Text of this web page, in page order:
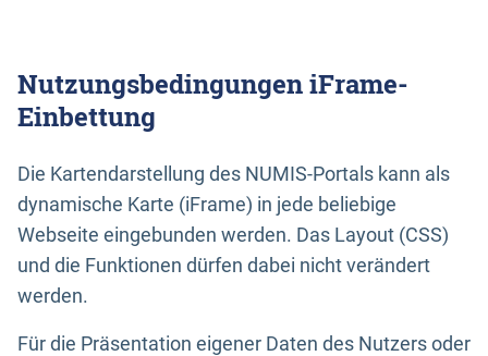
Nutzungsbedingungen iFrame-
Einbettung
Die Kartendarstellung des NUMIS-Portals kann als
dynamische Karte (iFrame) in jede beliebige
Webseite eingebunden werden. Das Layout (CSS)
und die Funktionen dürfen dabei nicht verändert
werden.
Für die Präsentation eigener Daten des Nutzers oder